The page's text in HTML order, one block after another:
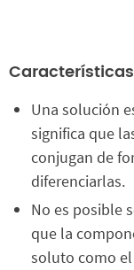
Una solución
significa que
conjugan de
diferenciarlas.
No es posible
que la
soluto como